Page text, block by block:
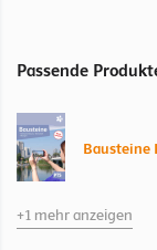
Passende
Bausteine
Bausteine
+1 mehr anzeigen